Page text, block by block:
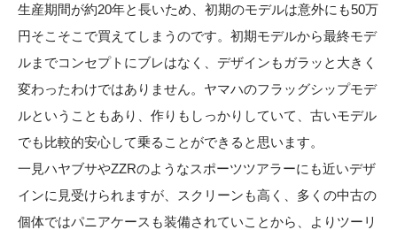
生産期間が約20年と長いため、初期のモデルは意外にも50万
円そこそこで買えてしまうのです。初期モデルから最終モデ
ルまでコンセプトにブレはなく、デザインもガラッと大きく
変わったわけではありません。ヤマハのフラッグシップモデ
ルということもあり、作りもしっかりしていて、古いモデル
でも比較的安心して乗ることができると思います。
一見ハヤブサやZZRのようなスポーツツアラーにも近いデザ
インに見受けられますが、スクリーンも高く、多くの中古の
個体ではパニアケースも装備されていことから、よりツーリ